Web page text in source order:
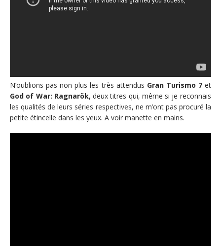
N’oublions pas non plus les très attendus Gran Turismo 7et
God of War: Ragnarök,deux titres qui, même si je reconnais
les qualités de leurs séries respectives, ne m’ont pas procuré la
petite étincelle dans les yeux. A voir manette en mains.